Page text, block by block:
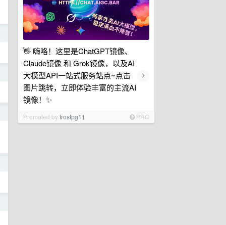
👋 嗨咯！这里是ChatGPT镜像、
Claude镜像 和 Grok镜像，以及AI
大模型API一站式服务站点~点击
图片跳转，立即体验丰富的主流AI
镜像！✨
›
Promoted byfrostpg11 PRO